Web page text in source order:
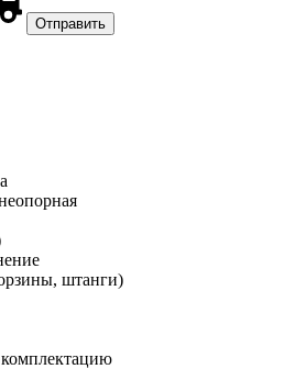
штанги)
комплектацию